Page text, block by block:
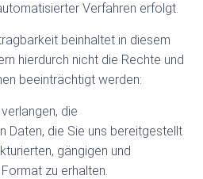
Verfahren erfolgt.
beinhaltet in diesem
hierdurch nicht die Rechte und
beeinträchtigt werden:
die
Daten, die Sie uns bereitgestellt
gängigen und
zu erhalten.